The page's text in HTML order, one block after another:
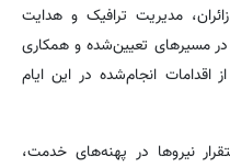
مدیریت ترافیک و هدایت
در مسیرهای تعیین‌شده و همکاری
انجام‌شده در این ایام
نیروها در پهنه‌های خدمت،